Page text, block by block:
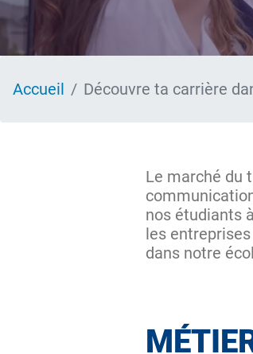
Accueil Découvre ta carrière
Le marché du
nos étudiants
les
dans notre